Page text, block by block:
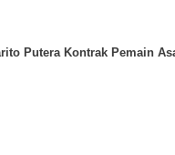
Putera Kontrak Pemain